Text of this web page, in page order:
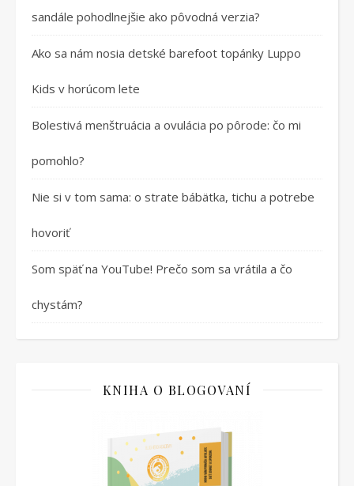
sandále pohodlnejšie ako pôvodná verzia?
Ako sa nám nosia detské barefoot topánky Luppo
Kids v horúcom lete
Bolestivá menštruácia a ovulácia po pôrode: čo mi
pomohlo?
Nie si v tom sama: o strate bábätka, tichu a potrebe
hovoriť
Som späť na YouTube! Prečo som sa vrátila a čo
chystám?
KNIHA O BLOGOVANÍ